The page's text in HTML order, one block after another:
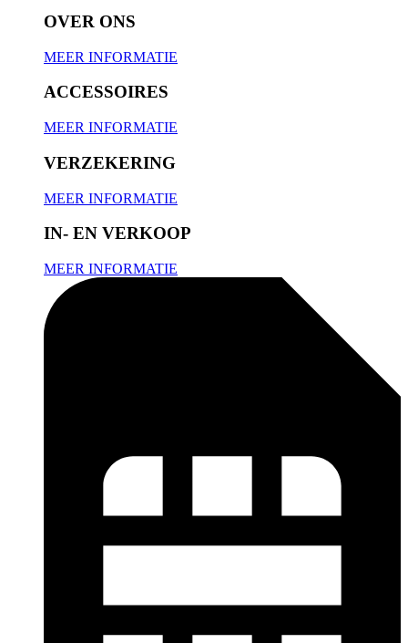
OVER ONS
MEER INFORMATIE
ACCESSOIRES
MEER INFORMATIE
VERZEKERING
MEER INFORMATIE
IN- EN VERKOOP
MEER INFORMATIE